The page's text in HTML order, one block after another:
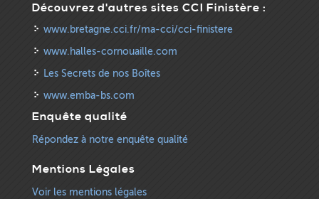
Découvrez d'autres sites CCI Finistère :
www.bretagne.cci.fr/ma-cci/cci-finistere
www.halles-cornouaille.com
Les Secrets de nos Boîtes
www.emba-bs.com
Enquête qualité
Répondez à notre enquête qualité
Mentions Légales
Voir les mentions légales